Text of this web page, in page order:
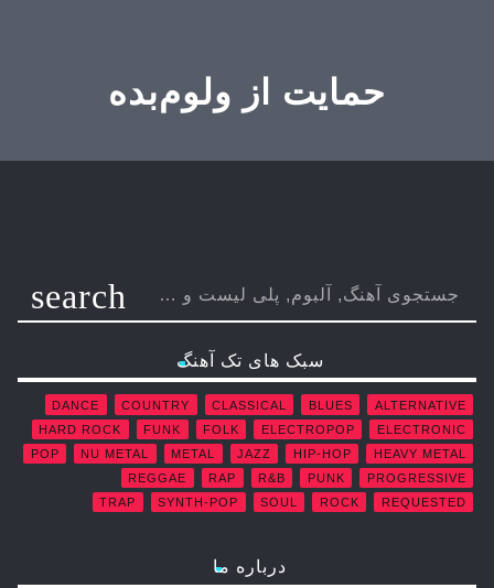
حمایت از ولوم‌بده
search
سبک های تک آهنگ
ALTERNATIVE
BLUES
CLASSICAL
COUNTRY
DANCE
ELECTRONIC
ELECTROPOP
FOLK
FUNK
HARD ROCK
HEAVY METAL
HIP-HOP
JAZZ
METAL
NU METAL
POP
PROGRESSIVE
PUNK
R&B
RAP
REGGAE
REQUESTED
ROCK
SOUL
SYNTH-POP
TRAP
درباره ما